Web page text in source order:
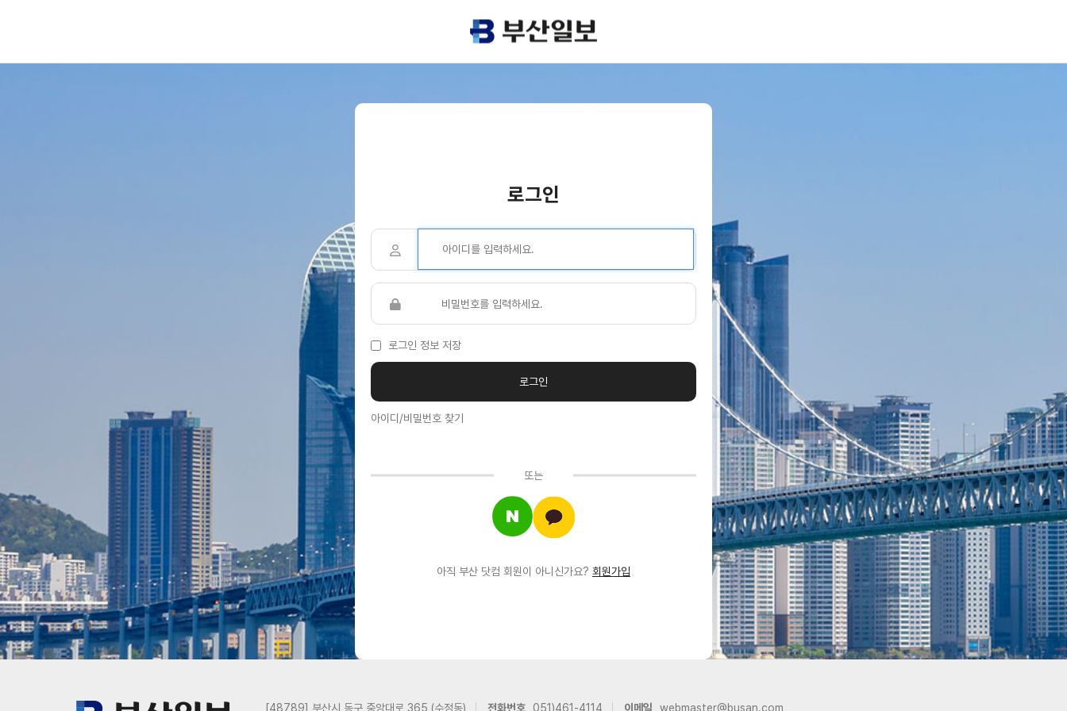
로그인
로그인 정보 저장
아이디/비밀번호 찾기
또는
아직 부산 닷컴 회원이 아니신가요? 회원가입
[48789] 부산시 동구 중앙대로 365 (수정동) 전화번호 051)461-4114 이메일 webmaster@busan.com